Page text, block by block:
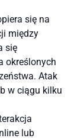
się na
między
się
określonych
Atak
w ciągu kilku
lub